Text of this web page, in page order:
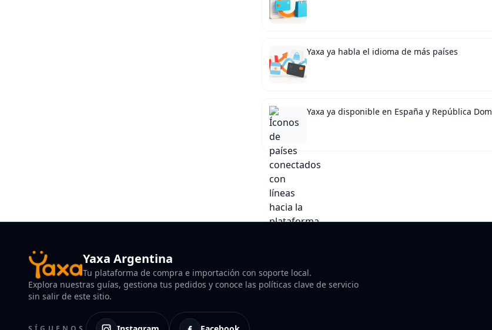
Yaxa ya habla el idioma de más países
Yaxa ya disponible en España y República
Yaxa Argentina
Tu plataforma de compra e importación con soporte local.
Explora nuestras guías, gestiona tus pedidos y conoce las políticas clave de servicio
sin salir de este sitio.